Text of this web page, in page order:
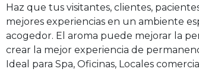
Haz que tus visitantes, clientes,
mejores experiencias en un ambiente
acogedor. El aroma puede mejorar la
crear la mejor experiencia de
Ideal para Spa, Oficinas, Locales